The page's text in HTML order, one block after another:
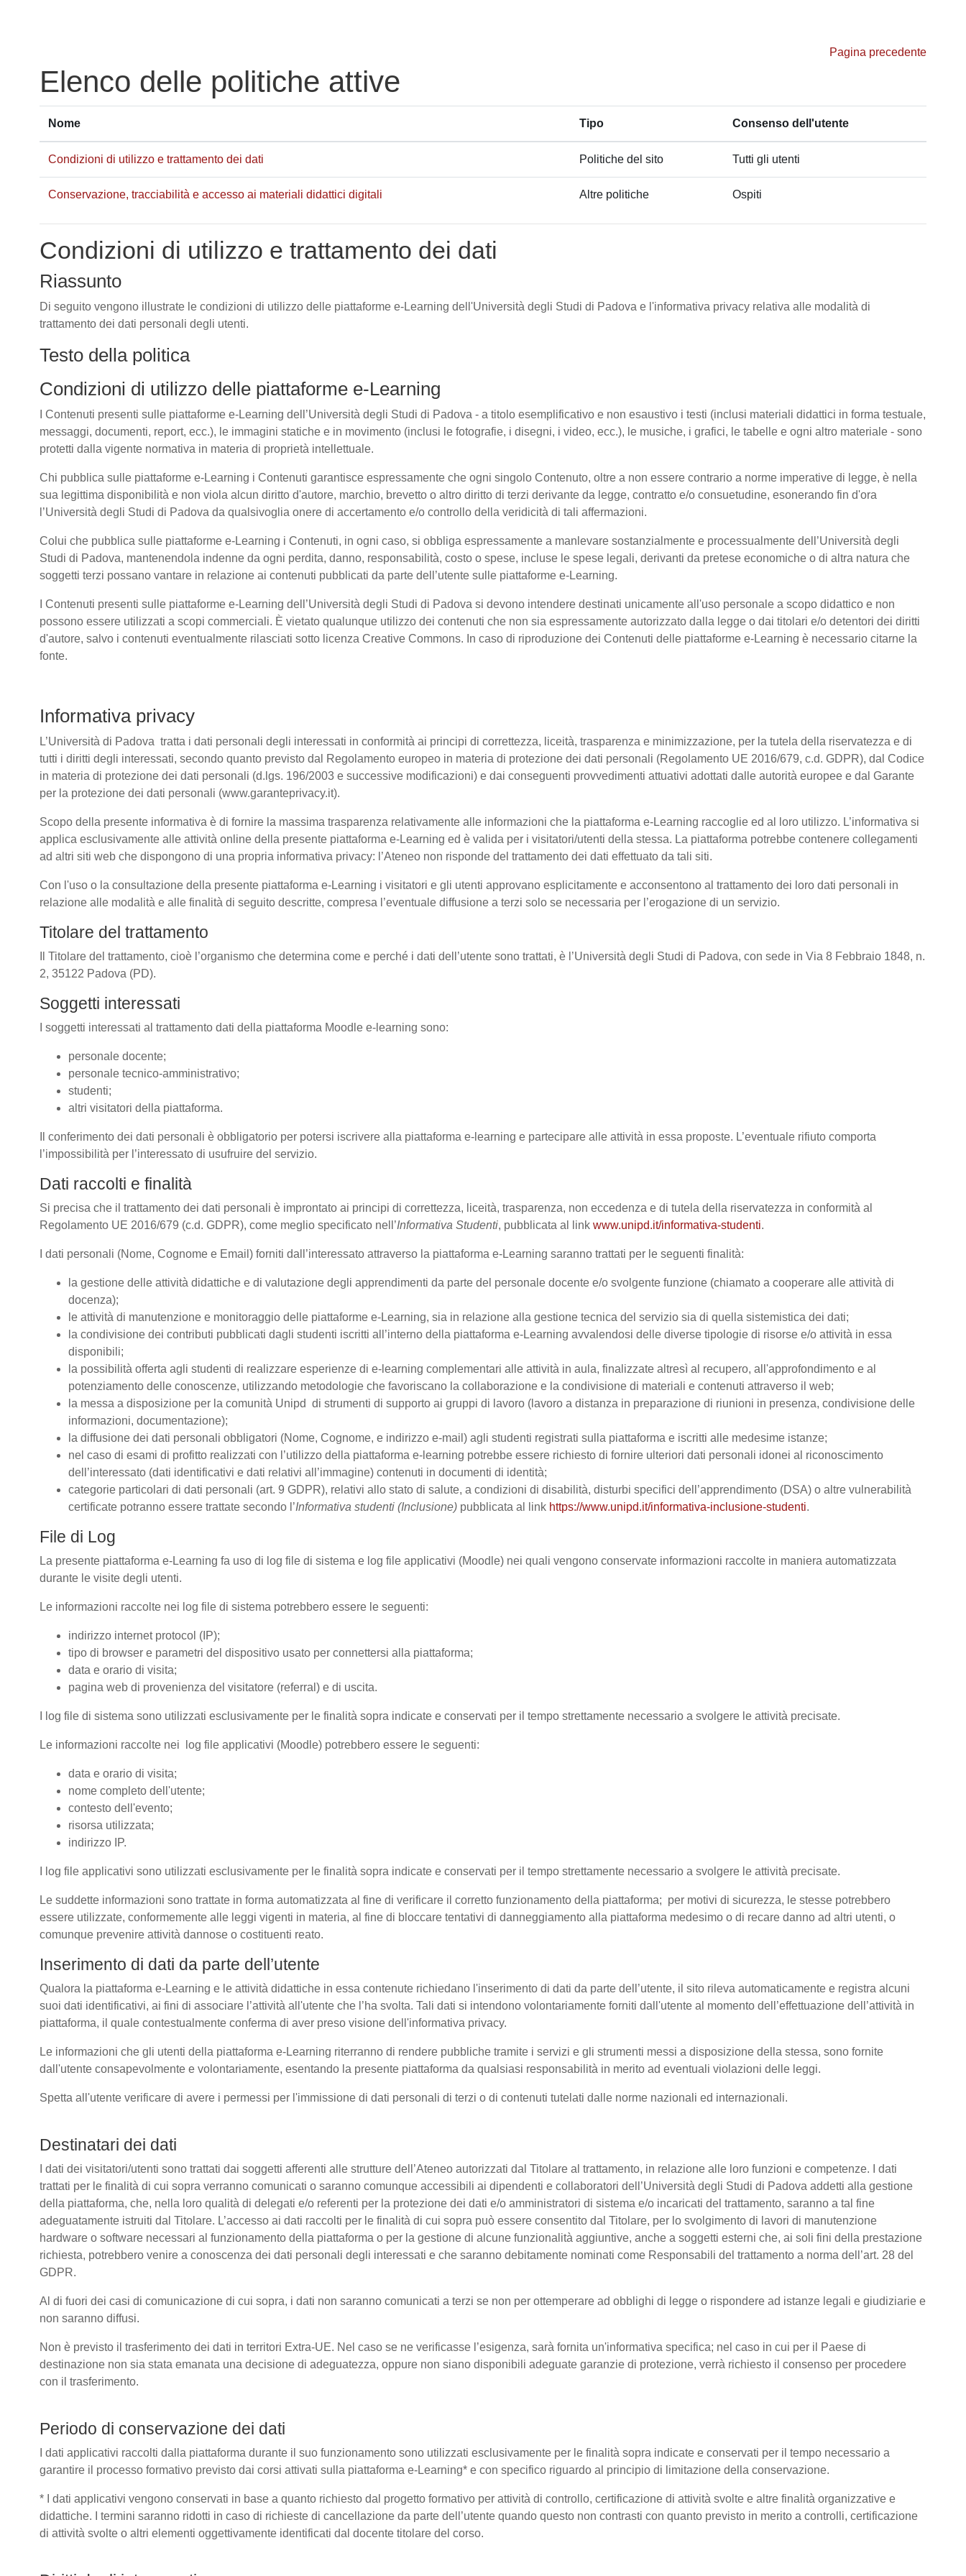
Pagina precedente
Elenco delle politiche attive
Nome Tipo Consenso dell'utente
Condizioni di utilizzo e trattamento dei dati Politiche del sito Tutti gli utenti
Conservazione, tracciabilità e accesso ai materiali didattici digitali Altre politiche Ospiti
Condizioni di utilizzo e trattamento dei dati
Riassunto
Di seguito vengono illustrate le condizioni di utilizzo delle piattaforme e-Learning dell'Università degli Studi di Padova e l'informativa privacy relativa alle modalità di
trattamento dei dati personali degli utenti.
Testo della politica
Condizioni di utilizzo delle piattaforme e-Learning
I Contenuti presenti sulle piattaforme e-Learning dell’Università degli Studi di Padova - a titolo esemplificativo e non esaustivo i testi (inclusi materiali didattici in forma testuale,
messaggi, documenti, report, ecc.), le immagini statiche e in movimento (inclusi le fotografie, i disegni, i video, ecc.), le musiche, i grafici, le tabelle e ogni altro materiale - sono
protetti dalla vigente normativa in materia di proprietà intellettuale.
Chi pubblica sulle piattaforme e-Learning i Contenuti garantisce espressamente che ogni singolo Contenuto, oltre a non essere contrario a norme imperative di legge, è nella
sua legittima disponibilità e non viola alcun diritto d'autore, marchio, brevetto o altro diritto di terzi derivante da legge, contratto e/o consuetudine, esonerando fin d'ora
l’Università degli Studi di Padova da qualsivoglia onere di accertamento e/o controllo della veridicità di tali affermazioni.
Colui che pubblica sulle piattaforme e-Learning i Contenuti, in ogni caso, si obbliga espressamente a manlevare sostanzialmente e processualmente dell’Università degli
Studi di Padova, mantenendola indenne da ogni perdita, danno, responsabilità, costo o spese, incluse le spese legali, derivanti da pretese economiche o di altra natura che
soggetti terzi possano vantare in relazione ai contenuti pubblicati da parte dell’utente sulle piattaforme e-Learning.
I Contenuti presenti sulle piattaforme e-Learning dell’Università degli Studi di Padova si devono intendere destinati unicamente all'uso personale a scopo didattico e non
possono essere utilizzati a scopi commerciali. È vietato qualunque utilizzo dei contenuti che non sia espressamente autorizzato dalla legge o dai titolari e/o detentori dei diritti
d'autore, salvo i contenuti eventualmente rilasciati sotto licenza Creative Commons. In caso di riproduzione dei Contenuti delle piattaforme e-Learning è necessario citarne la
fonte.
Informativa privacy
L’Università di Padova tratta i dati personali degli interessati in conformità ai principi di correttezza, liceità, trasparenza e minimizzazione, per la tutela della riservatezza e di
tutti i diritti degli interessati, secondo quanto previsto dal Regolamento europeo in materia di protezione dei dati personali (Regolamento UE 2016/679, c.d. GDPR), dal Codice
in materia di protezione dei dati personali (d.lgs. 196/2003 e successive modificazioni) e dai conseguenti provvedimenti attuativi adottati dalle autorità europee e dal Garante
per la protezione dei dati personali (www.garanteprivacy.it).
Scopo della presente informativa è di fornire la massima trasparenza relativamente alle informazioni che la piattaforma e-Learning raccoglie ed al loro utilizzo. L’informativa si
applica esclusivamente alle attività online della presente piattaforma e-Learning ed è valida per i visitatori/utenti della stessa. La piattaforma potrebbe contenere collegamenti
ad altri siti web che dispongono di una propria informativa privacy: l’Ateneo non risponde del trattamento dei dati effettuato da tali siti.
Con l'uso o la consultazione della presente piattaforma e-Learning i visitatori e gli utenti approvano esplicitamente e acconsentono al trattamento dei loro dati personali in
relazione alle modalità e alle finalità di seguito descritte, compresa l’eventuale diffusione a terzi solo se necessaria per l’erogazione di un servizio.
Titolare del trattamento
Il Titolare del trattamento, cioè l’organismo che determina come e perché i dati dell’utente sono trattati, è l’Università degli Studi di Padova, con sede in Via 8 Febbraio 1848, n.
2, 35122 Padova (PD).
Soggetti interessati
I soggetti interessati al trattamento dati della piattaforma Moodle e-learning sono:
personale docente;
personale tecnico-amministrativo;
studenti;
altri visitatori della piattaforma.
Il conferimento dei dati personali è obbligatorio per potersi iscrivere alla piattaforma e-learning e partecipare alle attività in essa proposte. L’eventuale rifiuto comporta
l’impossibilità per l’interessato di usufruire del servizio.
Dati raccolti e finalità
Si precisa che il trattamento dei dati personali è improntato ai principi di correttezza, liceità, trasparenza, non eccedenza e di tutela della riservatezza in conformità al
Regolamento UE 2016/679 (c.d. GDPR), come meglio specificato nell’Informativa Studenti, pubblicata al link www.unipd.it/informativa-studenti.
I dati personali (Nome, Cognome e Email) forniti dall’interessato attraverso la piattaforma e-Learning saranno trattati per le seguenti finalità:
la gestione delle attività didattiche e di valutazione degli apprendimenti da parte del personale docente e/o svolgente funzione (chiamato a cooperare alle attività di
docenza);
le attività di manutenzione e monitoraggio delle piattaforme e-Learning, sia in relazione alla gestione tecnica del servizio sia di quella sistemistica dei dati;
la condivisione dei contributi pubblicati dagli studenti iscritti all’interno della piattaforma e-Learning avvalendosi delle diverse tipologie di risorse e/o attività in essa
disponibili;
la possibilità offerta agli studenti di realizzare esperienze di e-learning complementari alle attività in aula, finalizzate altresì al recupero, all'approfondimento e al
potenziamento delle conoscenze, utilizzando metodologie che favoriscano la collaborazione e la condivisione di materiali e contenuti attraverso il web;
la messa a disposizione per la comunità Unipd di strumenti di supporto ai gruppi di lavoro (lavoro a distanza in preparazione di riunioni in presenza, condivisione delle
informazioni, documentazione);
la diffusione dei dati personali obbligatori (Nome, Cognome, e indirizzo e-mail) agli studenti registrati sulla piattaforma e iscritti alle medesime istanze;
nel caso di esami di profitto realizzati con l’utilizzo della piattaforma e-learning potrebbe essere richiesto di fornire ulteriori dati personali idonei al riconoscimento
dell’interessato (dati identificativi e dati relativi all’immagine) contenuti in documenti di identità;
categorie particolari di dati personali (art. 9 GDPR), relativi allo stato di salute, a condizioni di disabilità, disturbi specifici dell’apprendimento (DSA) o altre vulnerabilità
certificate potranno essere trattate secondo l’Informativa studenti (Inclusione) pubblicata al link https://www.unipd.it/informativa-inclusione-studenti.
File di Log
La presente piattaforma e-Learning fa uso di log file di sistema e log file applicativi (Moodle) nei quali vengono conservate informazioni raccolte in maniera automatizzata
durante le visite degli utenti.
Le informazioni raccolte nei log file di sistema potrebbero essere le seguenti:
indirizzo internet protocol (IP);
tipo di browser e parametri del dispositivo usato per connettersi alla piattaforma;
data e orario di visita;
pagina web di provenienza del visitatore (referral) e di uscita.
I log file di sistema sono utilizzati esclusivamente per le finalità sopra indicate e conservati per il tempo strettamente necessario a svolgere le attività precisate.
Le informazioni raccolte nei log file applicativi (Moodle) potrebbero essere le seguenti:
data e orario di visita;
nome completo dell'utente;
contesto dell'evento;
risorsa utilizzata;
indirizzo IP.
I log file applicativi sono utilizzati esclusivamente per le finalità sopra indicate e conservati per il tempo strettamente necessario a svolgere le attività precisate.
Le suddette informazioni sono trattate in forma automatizzata al fine di verificare il corretto funzionamento della piattaforma; per motivi di sicurezza, le stesse potrebbero
essere utilizzate, conformemente alle leggi vigenti in materia, al fine di bloccare tentativi di danneggiamento alla piattaforma medesimo o di recare danno ad altri utenti, o
comunque prevenire attività dannose o costituenti reato.
Inserimento di dati da parte dell’utente
Qualora la piattaforma e-Learning e le attività didattiche in essa contenute richiedano l'inserimento di dati da parte dell’utente, il sito rileva automaticamente e registra alcuni
suoi dati identificativi, ai fini di associare l’attività all'utente che l’ha svolta. Tali dati si intendono volontariamente forniti dall'utente al momento dell’effettuazione dell’attività in
piattaforma, il quale contestualmente conferma di aver preso visione dell'informativa privacy.
Le informazioni che gli utenti della piattaforma e-Learning riterranno di rendere pubbliche tramite i servizi e gli strumenti messi a disposizione della stessa, sono fornite
dall'utente consapevolmente e volontariamente, esentando la presente piattaforma da qualsiasi responsabilità in merito ad eventuali violazioni delle leggi.
Spetta all'utente verificare di avere i permessi per l'immissione di dati personali di terzi o di contenuti tutelati dalle norme nazionali ed internazionali.
Destinatari dei dati
I dati dei visitatori/utenti sono trattati dai soggetti afferenti alle strutture dell’Ateneo autorizzati dal Titolare al trattamento, in relazione alle loro funzioni e competenze. I dati
trattati per le finalità di cui sopra verranno comunicati o saranno comunque accessibili ai dipendenti e collaboratori dell’Università degli Studi di Padova addetti alla gestione
della piattaforma, che, nella loro qualità di delegati e/o referenti per la protezione dei dati e/o amministratori di sistema e/o incaricati del trattamento, saranno a tal fine
adeguatamente istruiti dal Titolare. L’accesso ai dati raccolti per le finalità di cui sopra può essere consentito dal Titolare, per lo svolgimento di lavori di manutenzione
hardware o software necessari al funzionamento della piattaforma o per la gestione di alcune funzionalità aggiuntive, anche a soggetti esterni che, ai soli fini della prestazione
richiesta, potrebbero venire a conoscenza dei dati personali degli interessati e che saranno debitamente nominati come Responsabili del trattamento a norma dell’art. 28 del
GDPR.
Al di fuori dei casi di comunicazione di cui sopra, i dati non saranno comunicati a terzi se non per ottemperare ad obblighi di legge o rispondere ad istanze legali e giudiziarie e
non saranno diffusi.
Non è previsto il trasferimento dei dati in territori Extra-UE. Nel caso se ne verificasse l’esigenza, sarà fornita un'informativa specifica; nel caso in cui per il Paese di
destinazione non sia stata emanata una decisione di adeguatezza, oppure non siano disponibili adeguate garanzie di protezione, verrà richiesto il consenso per procedere
con il trasferimento.
Periodo di conservazione dei dati
I dati applicativi raccolti dalla piattaforma durante il suo funzionamento sono utilizzati esclusivamente per le finalità sopra indicate e conservati per il tempo necessario a
garantire il processo formativo previsto dai corsi attivati sulla piattaforma e-Learning* e con specifico riguardo al principio di limitazione della conservazione.
* I dati applicativi vengono conservati in base a quanto richiesto dal progetto formativo per attività di controllo, certificazione di attività svolte e altre finalità organizzative e
didattiche. I termini saranno ridotti in caso di richieste di cancellazione da parte dell’utente quando questo non contrasti con quanto previsto in merito a controlli, certificazione
di attività svolte o altri elementi oggettivamente identificati dal docente titolare del corso.